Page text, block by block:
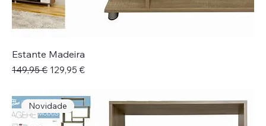
Estante Madeira
Preço normal
149,95 € Preço promocional
129,95 €
Novidade